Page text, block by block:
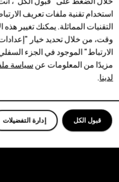
Linkedin
Discord
استخدام تقنية ملفات تعريف
التقنيات المماثلة. يمكنك تغيير
وقت، من خلال تحديد خيار
الارتباط" الموجود في الجزء
مزيدًا من المعلومات عنسياسة
لدينا.
إدارة التفضيلات قبول الكل